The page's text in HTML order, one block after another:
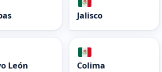
Jalisco
León Colima